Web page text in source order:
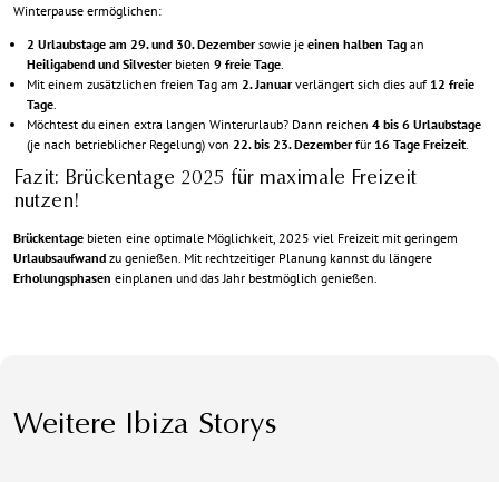
Winterpause ermöglichen:
2 Urlaubstage am 29. und 30. Dezembersowie je einen halben Tag an
Heiligabend und Silvesterbieten 9 freie Tage
Mit einem zusätzlichen freien Tag am 2. Januarverlängert sich dies auf 12 freie
Tage
Möchtest du einen extra langen Winterurlaub? Dann reichen 4 bis 6 Urlaubstage
(je nach betrieblicher Regelung) von 22. bis 23. Dezemberfür 16 Tage Freizeit
Fazit: Brückentage 2025 für maximale Freizeit
nutzen!
Brückentage bieten eine optimale Möglichkeit, 2025 viel Freizeit mit geringem
Urlaubsaufwand zu genießen. Mit rechtzeitiger Planung kannst du längere
Erholungsphasen einplanen und das Jahr bestmöglich genießen.
Weitere Ibiza Storys